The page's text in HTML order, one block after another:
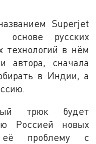
Superjet
русских
технологий в нём
автора, сначала
в Индии, а
трюк будет
Россией новых
проблему с